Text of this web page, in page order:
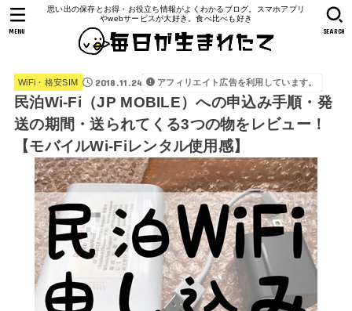
思い出の保存とお得・お役立ち情報がよくわかるブログ。スマホアプリ
やwebサービスが大好き。食べ比べも好き
SEARCH
MENU
WiFi・格安SIM 2018.11.24 アフィリエイト広告を利用しています。
民泊Wi-Fi（JP MOBILE）への申込み手順・発
送の期間・送られてくる3つの物をレビュー！
【モバイルWi-Fiレンタル使用感】